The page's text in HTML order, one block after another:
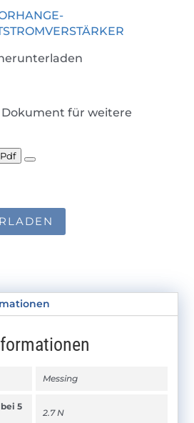
Dokument für weitere
Messing
5
2.7 N